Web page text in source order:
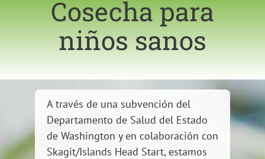
Cosecha para
niños sanos
A través de una subvención del
Departamento de Salud del Estado
de Washington y en colaboración con
Skagit/Islands Head Start, estamos